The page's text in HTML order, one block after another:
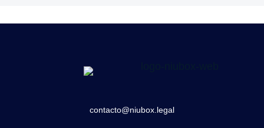
contacto@niubox.legal